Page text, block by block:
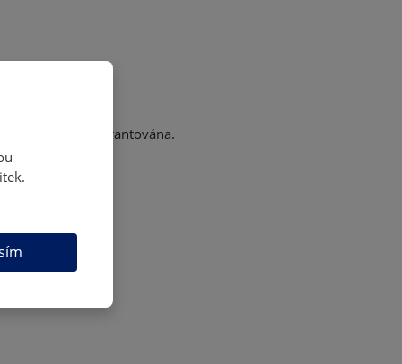
podpisu garantována.